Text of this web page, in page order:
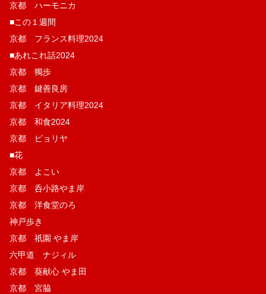
京都 ハーモニカ
■この１週間
京都 フランス料理2024
■あれこれ話2024
京都 獨歩
京都 鍵善良房
京都 イタリア料理2024
京都 和食2024
京都 ピョリヤ
■花
京都 よこい
京都 呑小路やま岸
京都 洋食堂のろ
神戸歩き
京都 祇園 やま岸
六甲道 ナジィル
京都 葵献心 やま田
京都 宮脇